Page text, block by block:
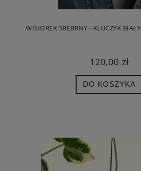
WISIOREK SREBRNY - KLUCZYK BIAŁY
120,00 zł
DO KOSZYKA